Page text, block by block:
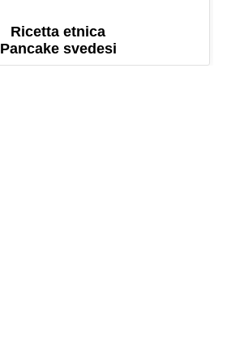
Ricetta etnica
Pancake svedesi